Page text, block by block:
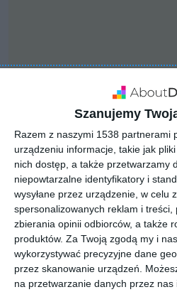
Szanujemy
Razem z naszymi 1538 partnerami
urządzeniu informacje, takie jak
nich dostęp, a także przetwarzamy
niepowtarzalne identyfikatory i
wysyłane przez urządzenie, w celu
spersonalizowanych reklam i
zbierania opinii odbiorców, a także
produktów. Za Twoją zgodą my i
wykorzystywać precyzyjne dane
przez skanowanie urządzeń.
na przetwarzanie danych przez
INSPIRACJA
Kuchnia w
białymi
Aranżacja kuchni w zabudowie z
betonowym sufitem.
AUTOR:ZIELONE studio projektowe